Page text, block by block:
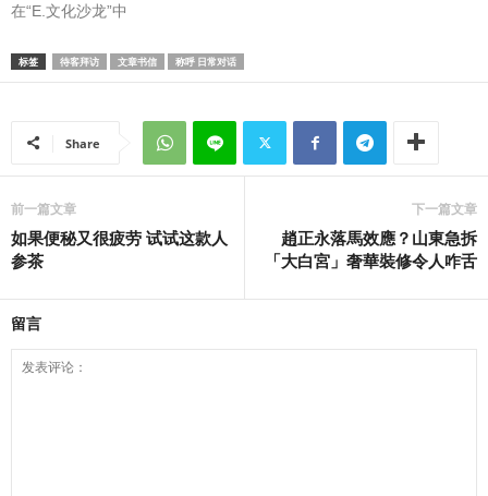
在“E.文化沙龙”中
标签 待客拜访 文章书信 称呼 日常对话
Share
前一篇文章
如果便秘又很疲劳 试试这款人
参茶
下一篇文章
趙正永落馬效應？山東急拆
「大白宮」奢華裝修令人咋舌
留言